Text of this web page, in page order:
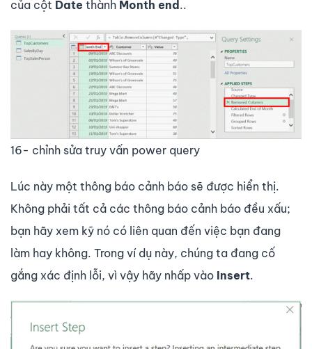
của cột Date thành Month end..
16- chỉnh sửa truy vấn power query
Lúc này một thông báo cảnh báo sẽ được hiển thị.
Không phải tất cả các thông báo cảnh báo đều xấu;
bạn hãy xem kỹ nó có liên quan đến việc bạn đang
làm hay không. Trong ví dụ này, chúng ta đang cố
gắng xác định lỗi, vì vậy hãy nhấp vào Insert.